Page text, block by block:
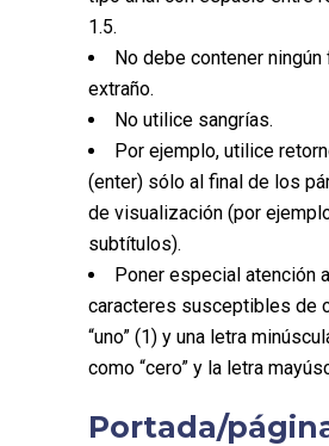
1.5.
No debe contener
extraño.
No utilice sangrías.
Por ejemplo, utilice
(enter) sólo al final de los
de visualización (por
subtítulos).
Poner especial atención
caracteres susceptibles de
“uno” (1) y una letra
como “cero” y la letra
Portada/